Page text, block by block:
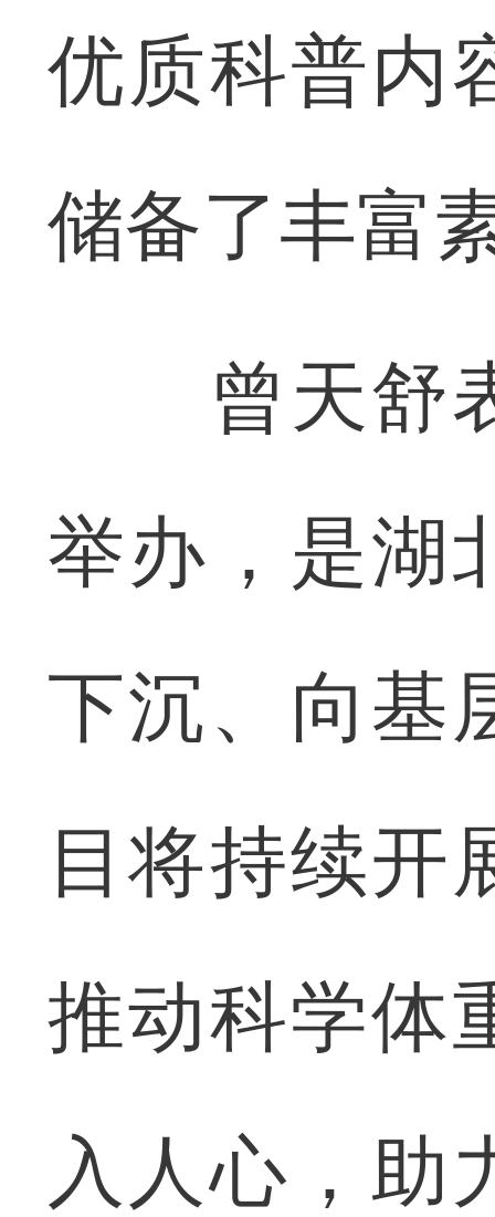
优质科普内
储备了丰富
曾天舒表
举办，是湖
下沉、向基
目将持续开
推动科学体
入人心，助